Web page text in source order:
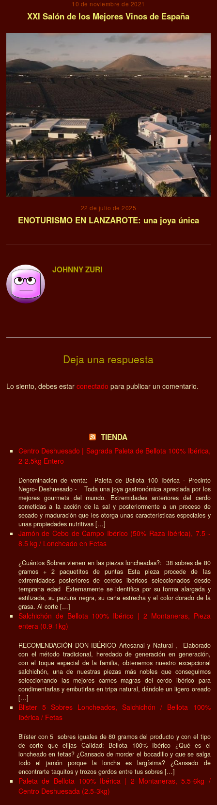
10 de noviembre de 2021
XXI Salón de los Mejores Vinos de España
22 de julio de 2025
ENOTURISMO EN LANZAROTE: una joya única
JOHNNY ZURI
Deja una respuesta
Lo siento, debes estarconectado para publicar un comentario.
TIENDA
Centro Deshuesado | Sagrada Paleta de Bellota 100% Ibérica,
2-2.5kg Entero
Denominación de venta: Paleta de Bellota 100 Ibérica - Precinto
Negro- Deshuesado - Toda una joya gastronómica apreciada por los
mejores gourmets del mundo. Extremidades anteriores del cerdo
sometidas a la acción de la sal y posteriormente a un proceso de
secado y maduración que les otorga unas características especiales y
unas propiedades nutritivas […]
Jamón de Cebo de Campo Ibérico (50% Raza Ibérica), 7.5 -
8.5 kg / Loncheado en Fetas
¿Cuántos Sobres vienen en las piezas loncheadas?: 38 sobres de 80
gramos + 2 paquetitos de puntas Esta pieza procede de las
extremidades posteriores de cerdos ibéricos seleccionados desde
temprana edad Externamente se identifica por su forma alargada y
estilizada, su pezuña negra, su caña estrecha y el color dorado de la
grasa. Al corte […]
Salchichón de Bellota 100% Ibérico | 2 Montaneras, Pieza
entera (0.9-1kg)
RECOMENDACIÓN DON IBÉRICO Artesanal y Natural , Elaborado
con el método tradicional, heredado de generación en generación,
con el toque especial de la familia, obtenemos nuestro excepcional
salchichón, una de nuestras piezas más nobles que conseguimos
seleccionando las mejores carnes magras del cerdo ibérico para
condimentarlas y embutirlas en tripa natural, dándole un ligero oreado
[…]
Blister 5 Sobres Loncheados, Salchichón / Bellota 100%
Ibérica / Fetas
Blíster con 5 sobres iguales de 80 gramos del producto y con el tipo
de corte que elijas Calidad: Bellota 100% Ibérico ¿Qué es el
loncheado en fetas? ¿Cansado de morder el bocadillo y que se salga
todo el jamón porque la loncha es largísima? ¿Cansado de
encontrarte taquitos y trozos gordos entre tus sobres […]
Paleta de Bellota 100% Ibérica | 2 Montaneras, 5.5-6kg /
Centro Deshuesada (2.5-3kg)